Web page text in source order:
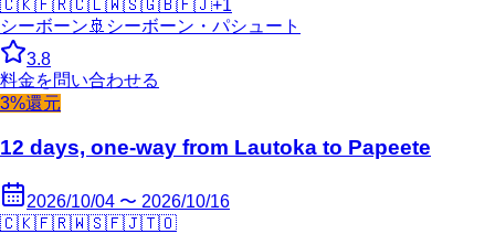
🇨🇰🇫🇷🇨🇱🇼🇸🇬🇧🇫🇯+1
シーボーン 🚢 シーボーン・パシュート
3.8
料金を問い合わせる
3%還元
12 days, one-way from Lautoka to Papeete
2026/10/04 〜 2026/10/16
🇨🇰🇫🇷🇼🇸🇫🇯🇹🇴